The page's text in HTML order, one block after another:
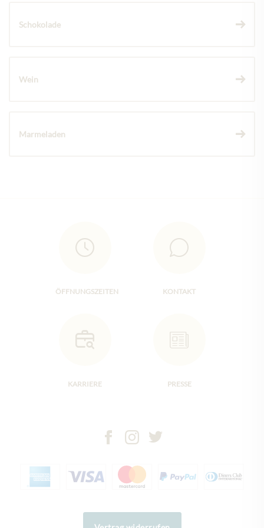
Schokolade
Wein
Marmeladen
ÖFFNUNGSZEITEN KONTAKT
KARRIERE PRESSE